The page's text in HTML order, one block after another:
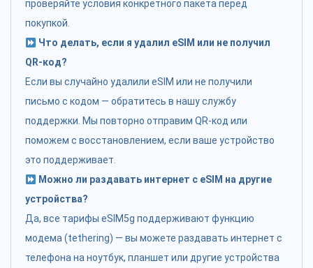
проверяйте условия конкретного пакета перед
покупкой.
Что делать, если я удалил eSIM или не получил
QR-код?
Если вы случайно удалили eSIM или не получили
письмо с кодом — обратитесь в нашу службу
поддержки. Мы повторно отправим QR-код или
поможем с восстановлением, если ваше устройство
это поддерживает.
Можно ли раздавать интернет с eSIM на другие
устройства?
Да, все тарифы eSIM5g поддерживают функцию
модема (tethering) — вы можете раздавать интернет с
телефона на ноутбук, планшет или другие устройства